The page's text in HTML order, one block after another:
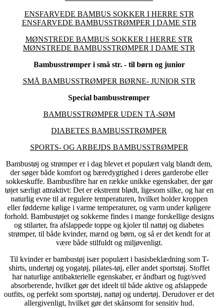
ENSFARVEDE BAMBUS SOKKER I HERRE STR
ENSFARVEDE BAMBUSSTRØMPER I DAME STR
MØNSTREDE BAMBUS SOKKER I HERRE STR
MØNSTREDE BAMBUSSTRØMPER I DAME STR
Bambusstrømper i små str. - til børn og junior
SMÅ BAMBUSSTRØMPER BØRNE- JUNIOR STR
Special bambusstrømper
BAMBUSSTRØMPER UDEN TÅ-SØM
DIABETES BAMBUSSTRØMPER
SPORTS- OG ARBEJDS BAMBUSSTRØMPER
Bambustøj og strømper er i dag blevet et populært valg blandt dem,
der søger både komfort og bæredygtighed i deres garderobe eller
sokkeskuffe. Bambusfibre har en række unikke egenskaber, der gør
tøjet særligt attraktivt: Det er ekstremt blødt, ligesom silke, og har en
naturlig evne til at regulere temperaturen, hvilket holder kroppen
eller fødderne kølige i varme temperaturer, og varm under køligere
forhold. Bambustøjet og sokkerne findes i mange forskellige designs
og stilarter, fra afslappede toppe og kjoler til nattøj og diabetes
strømper, til både kvinder, mænd og børn, og så er det kendt for at
være både stilfuldt og miljøvenligt.
Til kvinder er bambustøj især populært i basisbeklædning som T-
shirts, undertøj og yogatøj, pilates-tøj, eller andet sportstøj. Stoffet
har naturlige antibakterielle egenskaber, er åndbart og fugt/sved
absorberende, hvilket gør det ideelt til både aktive og afslappede
outfits, og perfekt som sportstøj, nattøj og undertøj. Derudover er det
allergivenligt, hvilket gør det skånsomt for sensitiv hud.